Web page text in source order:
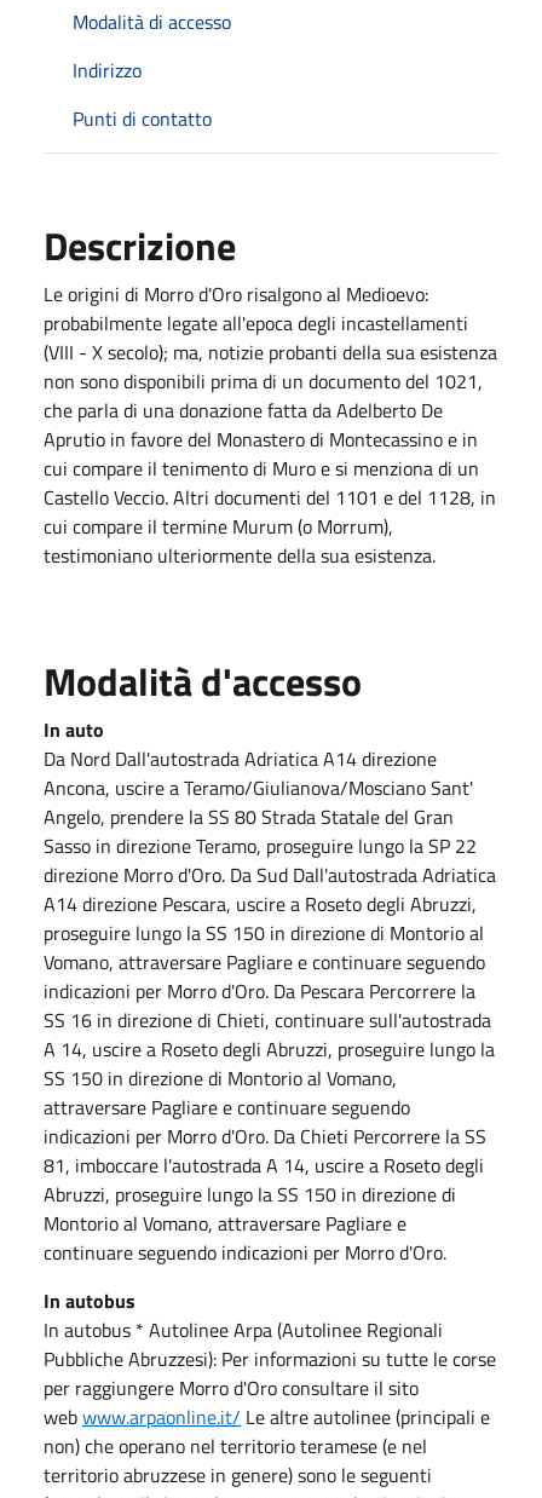
Modalità di accesso
Indirizzo
Punti di contatto
Descrizione
Le origini di Morro d'Oro risalgono al Medioevo:
probabilmente legate all'epoca degli incastellamenti
(VIII - X secolo); ma, notizie probanti della sua esistenza
non sono disponibili prima di un documento del 1021,
che parla di una donazione fatta da Adelberto De
Aprutio in favore del Monastero di Montecassino e in
cui compare il tenimento di Muro e si menziona di un
Castello Veccio. Altri documenti del 1101 e del 1128, in
cui compare il termine Murum (o Morrum),
testimoniano ulteriormente della sua esistenza.
Modalità d'accesso
In auto
Da Nord Dall'autostrada Adriatica A14 direzione
Ancona, uscire a Teramo/Giulianova/Mosciano Sant'
Angelo, prendere la SS 80 Strada Statale del Gran
Sasso in direzione Teramo, proseguire lungo la SP 22
direzione Morro d'Oro. Da Sud Dall'autostrada Adriatica
A14 direzione Pescara, uscire a Roseto degli Abruzzi,
proseguire lungo la SS 150 in direzione di Montorio al
Vomano, attraversare Pagliare e continuare seguendo
indicazioni per Morro d'Oro. Da Pescara Percorrere la
SS 16 in direzione di Chieti, continuare sull'autostrada
A 14, uscire a Roseto degli Abruzzi, proseguire lungo la
SS 150 in direzione di Montorio al Vomano,
attraversare Pagliare e continuare seguendo
indicazioni per Morro d'Oro. Da Chieti Percorrere la SS
81, imboccare l'autostrada A 14, uscire a Roseto degli
Abruzzi, proseguire lungo la SS 150 in direzione di
Montorio al Vomano, attraversare Pagliare e
continuare seguendo indicazioni per Morro d'Oro.
In autobus
In autobus * Autolinee Arpa (Autolinee Regionali
Pubbliche Abruzzesi): Per informazioni su tutte le corse
per raggiungere Morro d'Oro consultare il sito
webwww.arpaonline.it/ Le altre autolinee (principali e
non) che operano nel territorio teramese (e nel
territorio abruzzese in genere) sono le seguenti